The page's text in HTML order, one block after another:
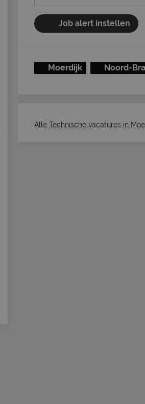
Job alert instellen
Moerdijk Noord-
Alle Technische vacatures in